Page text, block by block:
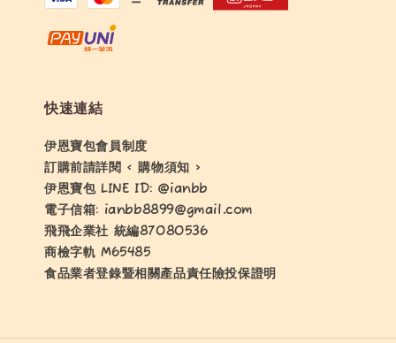
快速連結
伊恩寶包會員制度
訂購前請詳閱 < 購物須知 >
伊恩寶包 LINE ID: @ianbb
電子信箱: ianbb8899@gmail.com
飛飛企業社 統編87080536
商檢字軌 M65485
食品業者登錄暨相關產品責任險投保證明